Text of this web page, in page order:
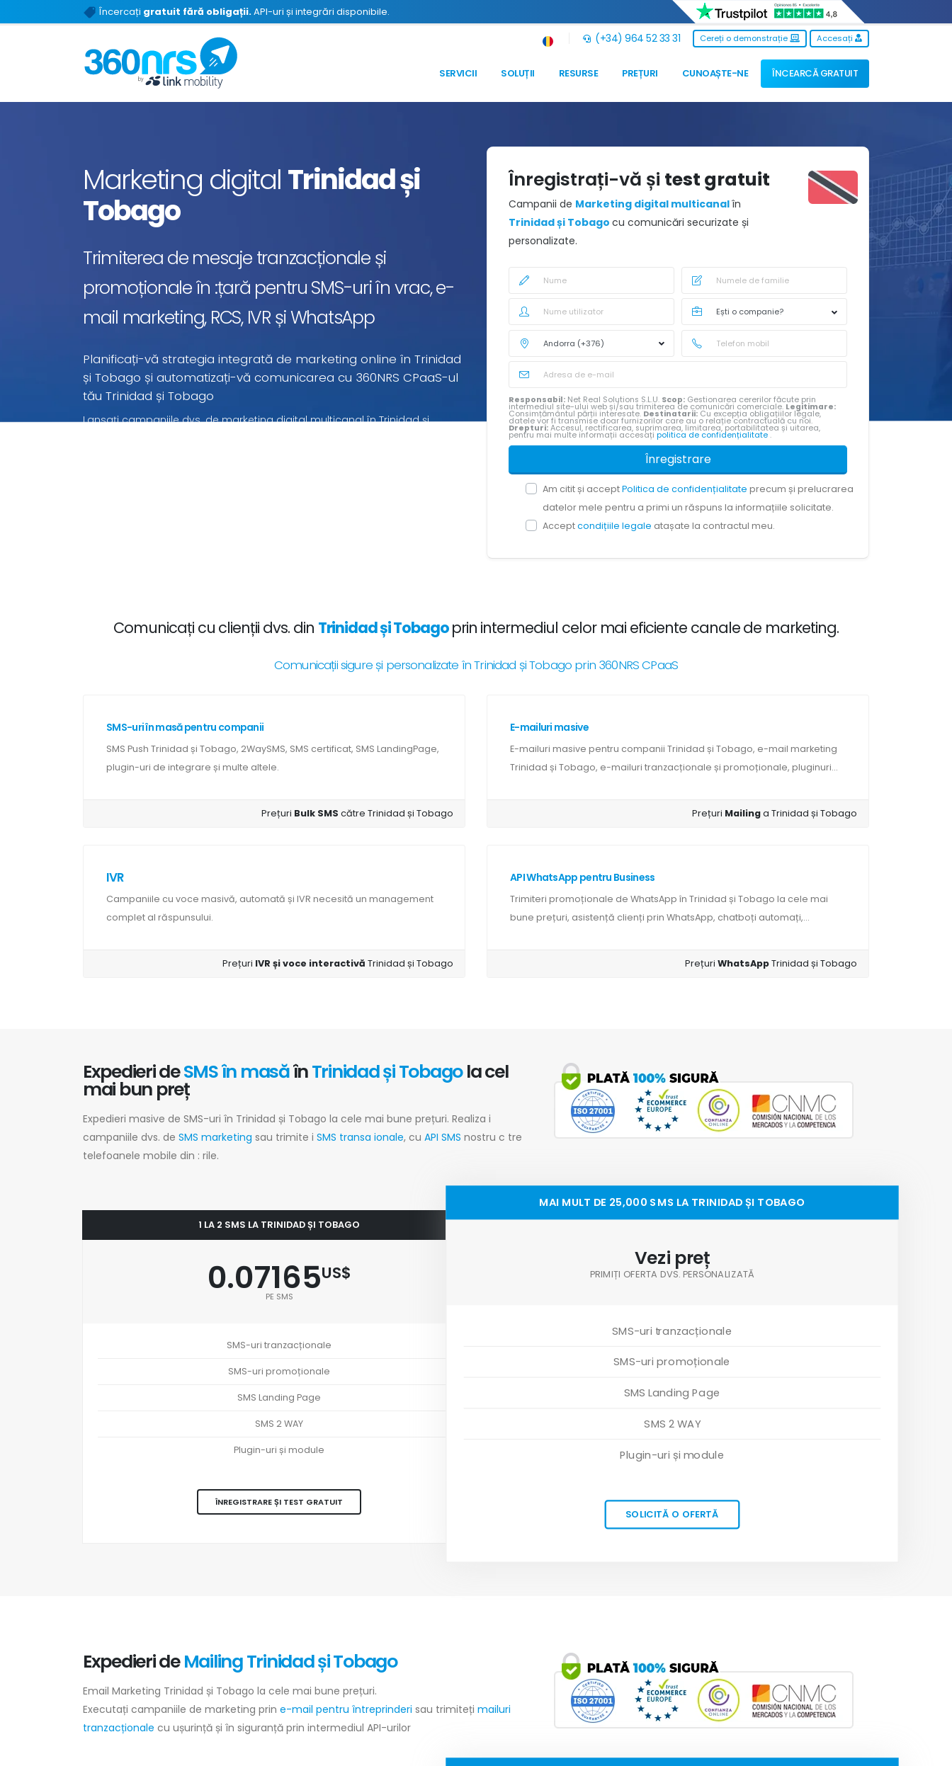
Încercați gratuit fără obligații.API-uri și integrări disponibile.
(+34) 964 52 33 31 Cereți o demonstrație Accesați
SERVICII SOLUȚII RESURSE PREȚURI CUNOAȘTE-NE ÎNCEARCĂ GRATUIT
Marketing digital Trinidad și
Tobago
Trimiterea de mesaje tranzacționale și
promoționale în :țară pentru SMS-uri în vrac, e-
mail marketing, RCS, IVR și WhatsApp
Planificați-vă strategia integrată de marketing online în Trinidad
și Tobago și automatizați-vă comunicarea cu 360NRS CPaaS-ul
tău Trinidad și Tobago
Lansați campaniile dvs. de marketing digital multicanal în Trinidad și
Înregistrați-vă și test gratuit
Campanii de Marketing digital multicanalîn
Trinidad și Tobagocu comunicări securizate și
personalizate.
Responsabil: Net Real Solutions S.L.U. Scop: Gestionarea cererilor făcute prin
intermediul site-ului web și/sau trimiterea de comunicări comerciale. Legitimare:
Consimțământul părții interesate. Destinatarii: Cu excepția obligațiilor legale,
datele vor fi transmise doar furnizorilor care au o relație contractuală cu noi.
Drepturi: Accesul, rectificarea, suprimarea, limitarea, portabilitatea și uitarea,
pentru mai multe informații accesațipolitica de confidențialitate.
Înregistrare
Am citit și acceptPolitica de confidențialitateprecum și prelucrarea
datelor mele pentru a primi un răspuns la informațiile solicitate.
Acceptcondițiile legale atașate la contractul meu.
Comunicați cu clienții dvs. din Trinidad și Tobagoprin intermediul celor mai eficiente canale de marketing.
Comunicații sigure și personalizate în Trinidad și Tobago prin 360NRS CPaaS
SMS-uri în masă pentru companii
SMS Push Trinidad și Tobago, 2WaySMS, SMS certificat, SMS LandingPage,
plugin-uri de integrare și multe altele.
Prețuri Bulk SMScătre Trinidad și Tobago
E-mailuri masive
E-mailuri masive pentru companii Trinidad și Tobago, e-mail marketing
Trinidad și Tobago, e-mailuri tranzacționale și promoționale, pluginuri...
Prețuri Mailinga Trinidad și Tobago
IVR
Campaniile cu voce masivă, automată și IVR necesită un management
complet al răspunsului.
Prețuri IVR și voce interactivăTrinidad și Tobago
API WhatsApp pentru Business
Trimiteri promoționale de WhatsApp în Trinidad și Tobago la cele mai
bune prețuri, asistență clienți prin WhatsApp, chatboți automați,...
PrețuriWhatsAppTrinidad și Tobago
Expedieri deSMS în masăînTrinidad și Tobagola cel
mai bun preț
Expedieri masive de SMS-uri în Trinidad și Tobago la cele mai bune prețuri. Realiza i
campaniile dvs. de SMS marketing sau trimite i SMS transa ionale, cu API SMS nostru c tre
telefoanele mobile din : rile.
1 LA 2 SMS LA TRINIDAD ȘI TOBAGO
0.07165US$
PE SMS
SMS-uri tranzacționale
SMS-uri promoționale
SMS Landing Page
SMS 2 WAY
Plugin-uri și module
ÎNREGISTRARE ȘI TEST GRATUIT
MAI MULT DE 25,000 SMS LA TRINIDAD ȘI TOBAGO
Vezi preț
PRIMIȚI OFERTA DVS. PERSONALIZATĂ
SMS-uri tranzacționale
SMS-uri promoționale
SMS Landing Page
SMS 2 WAY
Plugin-uri și module
SOLICITĂ O OFERTĂ
Expedieri deMailing Trinidad și Tobago
Email Marketing Trinidad și Tobago la cele mai bune prețuri.
Executați campaniile de marketing prin e-mail pentru întreprinderi sau trimiteți mailuri
tranzacționale cu ușurință și în siguranță prin intermediul API-urilor